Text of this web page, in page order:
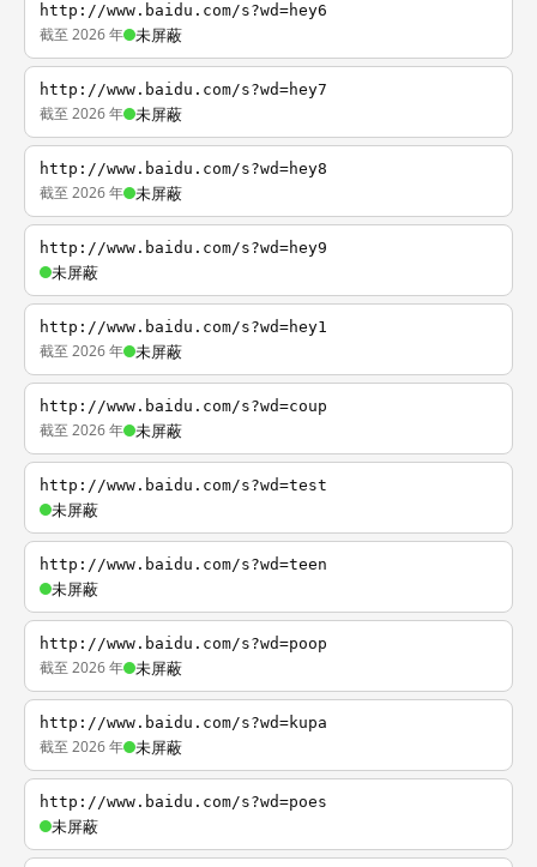
http://www.baidu.com/s?wd=hey6
截至 2026 年 未屏蔽
http://www.baidu.com/s?wd=hey7
截至 2026 年 未屏蔽
http://www.baidu.com/s?wd=hey8
截至 2026 年 未屏蔽
http://www.baidu.com/s?wd=hey9
未屏蔽
http://www.baidu.com/s?wd=hey1
截至 2026 年 未屏蔽
http://www.baidu.com/s?wd=coup
截至 2026 年 未屏蔽
http://www.baidu.com/s?wd=test
未屏蔽
http://www.baidu.com/s?wd=teen
未屏蔽
http://www.baidu.com/s?wd=poop
截至 2026 年 未屏蔽
http://www.baidu.com/s?wd=kupa
截至 2026 年 未屏蔽
http://www.baidu.com/s?wd=poes
未屏蔽